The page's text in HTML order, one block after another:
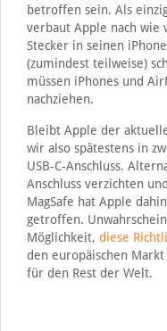
betroffen sein. Als
verbaut Apple nach wie
Stecker in seinen
(zumindest teilweise)
müssen iPhones und
nachziehen.
Bleibt Apple der
wir also spätestens in
USB-C-Anschluss.
Anschluss verzichten
MagSafe hat Apple
getroffen.
Möglichkeit, diese
den europäischen
für den Rest der Welt.